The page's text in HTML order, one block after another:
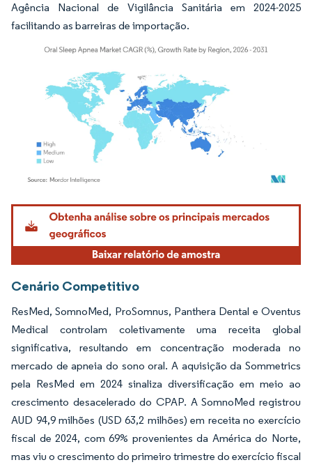
Agência Nacional de Vigilância Sanitária em 2024-2025
facilitando as barreiras de importação.
Imagem © Mordor Intelligence. O reuso requer atribuição conforme CC BY 4.0.
Cenário Competitivo
ResMed, SomnoMed, ProSomnus, Panthera Dental e Oventus
Medical controlam coletivamente uma receita global
significativa, resultando em concentração moderada no
mercado de apneia do sono oral. A aquisição da Sommetrics
pela ResMed em 2024 sinaliza diversificação em meio ao
crescimento desacelerado do CPAP. A SomnoMed registrou
AUD 94,9 milhões (USD 63,2 milhões) em receita no exercício
fiscal de 2024, com 69% provenientes da América do Norte,
mas viu o crescimento do primeiro trimestre do exercício fiscal